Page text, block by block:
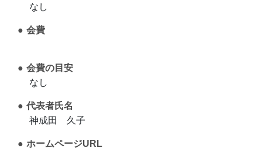
なし
会費
会費の目安
なし
代表者氏名
神成田 久子
ホームページURL